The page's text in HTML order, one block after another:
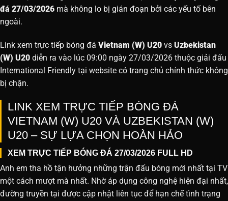
đá 27/03/2026 mà không lo bị gián đoạn bởi các yếu tố bên
ngoài.
Link xem trực tiếp bóng đá Vietnam (W) U20 vs Uzbekistan
(W) U20 diễn ra vào lúc 09:00 ngày 27/03/2026 thuộc giải đấu
International Friendly tại website có trang chủ chính thức không
bị chặn.
LINK XEM TRỰC TIẾP BÓNG ĐÁ
VIETNAM (W) U20 VÀ UZBEKISTAN (W)
U20 – SỰ LỰA CHỌN HOÀN HẢO
XEM TRỰC TIẾP BÓNG ĐÁ 27/03/2026 FULL HD
Anh em tha hồ tận hưởng những trận đấu bóng mới nhất tại TV
một cách mượt mà nhất. Nhờ áp dụng công nghệ hiện đại nhất,
đường truyền tại được cập nhật liên tục để hạn chế tình trạng